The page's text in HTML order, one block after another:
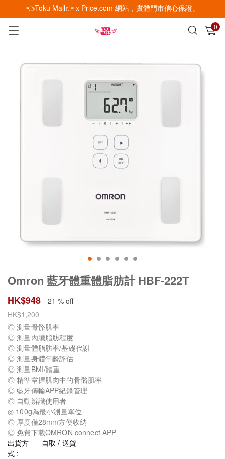
👈Toku Mall👉 x Price.com 網站，實體門市信心保證。
0
已加入購物車 查看
Omron 藍牙體重體脂肪計 HBF-222T
HK$948
21 % off
HK$1,200
◎ 測量骨骼肌率
◎ 測量內臟脂肪程度
◎ 測量體脂肪率/基礎代謝
◎ 測量身體年齡評估
◎ 測量BMI/體重
◎ 精準掌握肌肉中的骨骼肌率
◎ 藍牙傳輸APP紀錄管理
◎ 自動辨識使用者
◎ 100g為最小測量單位
◎ 厚度僅28mm方便收納
◎ 免費下載OMRON connect APP
出貨方
式 :
自取 / 送貨